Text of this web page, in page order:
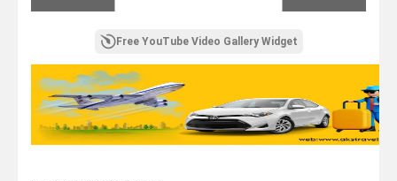
Free YouTube Video Gallery Widget